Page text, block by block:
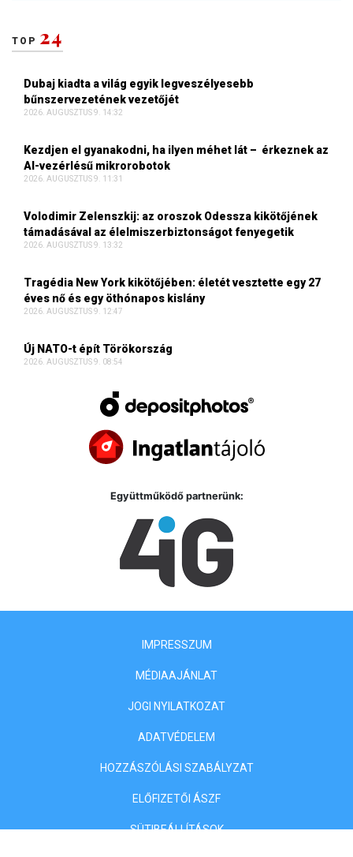
TOP 24
Dubaj kiadta a világ egyik legveszélyesebb
bűnszervezetének vezetőjét
2026. AUGUSZTUS 9. 14:32
Kezdjen el gyanakodni, ha ilyen méhet lát – érkeznek az
AI-vezérlésű mikrorobotok
2026. AUGUSZTUS 9. 11:31
Volodimir Zelenszkij: az oroszok Odessza kikötőjének
támadásával az élelmiszerbiztonságot fenyegetik
2026. AUGUSZTUS 9. 13:32
Tragédia New York kikötőjében: életét vesztette egy 27
éves nő és egy öthónapos kislány
2026. AUGUSZTUS 9. 12:47
Új NATO-t épít Törökország
2026. AUGUSZTUS 9. 08:54
Együttműködő partnerünk:
IMPRESSZUM
MÉDIAAJÁNLAT
JOGI NYILATKOZAT
ADATVÉDELEM
HOZZÁSZÓLÁSI SZABÁLYZAT
ELŐFIZETŐI ÁSZF
SÜTIBEÁLLÍTÁSOK